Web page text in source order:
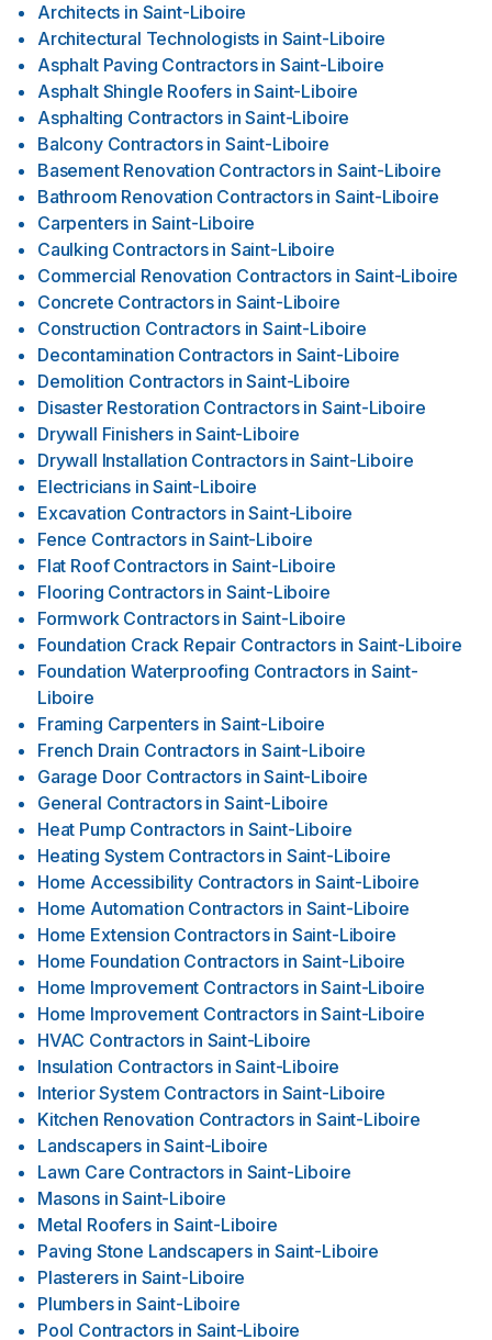
Architects in Saint-Liboire
Architectural Technologists in Saint-Liboire
Asphalt Paving Contractors in Saint-Liboire
Asphalt Shingle Roofers in Saint-Liboire
Asphalting Contractors in Saint-Liboire
Balcony Contractors in Saint-Liboire
Basement Renovation Contractors in Saint-Liboire
Bathroom Renovation Contractors in Saint-Liboire
Carpenters in Saint-Liboire
Caulking Contractors in Saint-Liboire
Commercial Renovation Contractors in Saint-Liboire
Concrete Contractors in Saint-Liboire
Construction Contractors in Saint-Liboire
Decontamination Contractors in Saint-Liboire
Demolition Contractors in Saint-Liboire
Disaster Restoration Contractors in Saint-Liboire
Drywall Finishers in Saint-Liboire
Drywall Installation Contractors in Saint-Liboire
Electricians in Saint-Liboire
Excavation Contractors in Saint-Liboire
Fence Contractors in Saint-Liboire
Flat Roof Contractors in Saint-Liboire
Flooring Contractors in Saint-Liboire
Formwork Contractors in Saint-Liboire
Foundation Crack Repair Contractors in Saint-Liboire
Foundation Waterproofing Contractors in Saint-
Liboire
Framing Carpenters in Saint-Liboire
French Drain Contractors in Saint-Liboire
Garage Door Contractors in Saint-Liboire
General Contractors in Saint-Liboire
Heat Pump Contractors in Saint-Liboire
Heating System Contractors in Saint-Liboire
Home Accessibility Contractors in Saint-Liboire
Home Automation Contractors in Saint-Liboire
Home Extension Contractors in Saint-Liboire
Home Foundation Contractors in Saint-Liboire
Home Improvement Contractors in Saint-Liboire
Home Improvement Contractors in Saint-Liboire
HVAC Contractors in Saint-Liboire
Insulation Contractors in Saint-Liboire
Interior System Contractors in Saint-Liboire
Kitchen Renovation Contractors in Saint-Liboire
Landscapers in Saint-Liboire
Lawn Care Contractors in Saint-Liboire
Masons in Saint-Liboire
Metal Roofers in Saint-Liboire
Paving Stone Landscapers in Saint-Liboire
Plasterers in Saint-Liboire
Plumbers in Saint-Liboire
Pool Contractors in Saint-Liboire